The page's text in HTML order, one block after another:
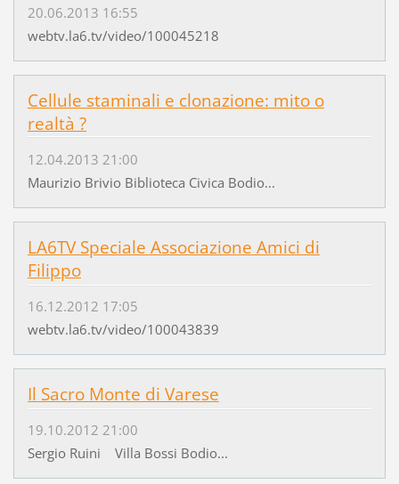
20.06.2013 16:55
webtv.la6.tv/video/100045218
Cellule staminali e clonazione: mito o
realtà ?
12.04.2013 21:00
Maurizio Brivio Biblioteca Civica Bodio...
LA6TV Speciale Associazione Amici di
Filippo
16.12.2012 17:05
webtv.la6.tv/video/100043839
Il Sacro Monte di Varese
19.10.2012 21:00
Sergio Ruini Villa Bossi Bodio...